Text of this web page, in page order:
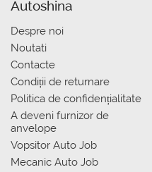
Autoshina
Despre noi
Noutati
Contacte
Condiții de returnare
Politica de confidențialitate
A deveni furnizor de
anvelope
Vopsitor Auto Job
Mecanic Auto Job